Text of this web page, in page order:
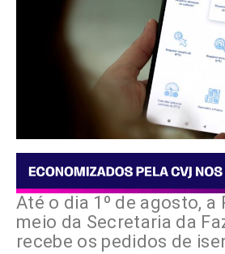
Até o dia 1º de agosto,
meio da Secretaria da
recebe os pedidos de